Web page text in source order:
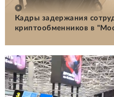
Кадры задержания
криптообменников в